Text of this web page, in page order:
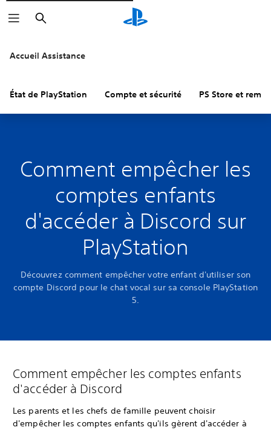
Rechercher
Accueil Assistance
État de PlayStation Compte et sécurité PS Store et
Comment empêcher les
comptes enfants
d'accéder à Discord sur
PlayStation
Découvrez comment empêcher votre enfant d'utiliser son
compte Discord pour le chat vocal sur sa console PlayStation
5.
Comment empêcher les comptes enfants
d'accéder à Discord
Les parents et les chefs de famille peuvent choisir
d'empêcher les comptes enfants qu'ils gèrent d'accéder à